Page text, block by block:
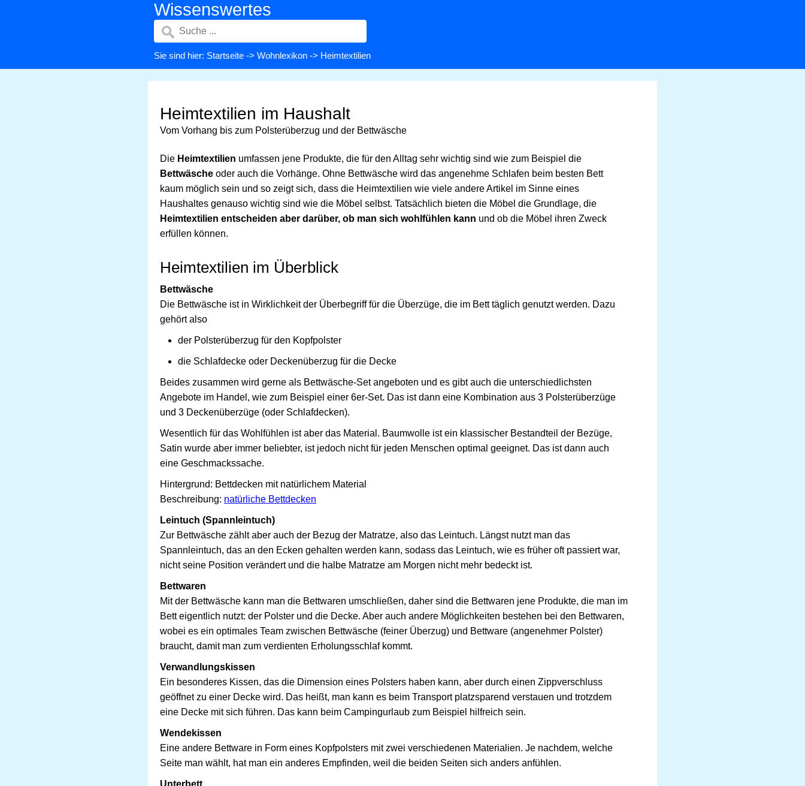
Wissenswertes
Sie sind hier: Startseite -> Wohnlexikon -> Heimtextilien
Heimtextilien im Haushalt
Vom Vorhang bis zum Polsterüberzug und der Bettwäsche
Die Heimtextilien umfassen jene Produkte, die für den Alltag sehr wichtig sind wie zum Beispiel die
Bettwäsche oder auch die Vorhänge. Ohne Bettwäsche wird das angenehme Schlafen beim besten Bett
kaum möglich sein und so zeigt sich, dass die Heimtextilien wie viele andere Artikel im Sinne eines
Haushaltes genauso wichtig sind wie die Möbel selbst. Tatsächlich bieten die Möbel die Grundlage, die
Heimtextilien entscheiden aber darüber, ob man sich wohlfühlen kann und ob die Möbel ihren Zweck
erfüllen können.
Heimtextilien im Überblick
Bettwäsche
Die Bettwäsche ist in Wirklichkeit der Überbegriff für die Überzüge, die im Bett täglich genutzt werden. Dazu
gehört also
der Polsterüberzug für den Kopfpolster
die Schlafdecke oder Deckenüberzug für die Decke
Beides zusammen wird gerne als Bettwäsche-Set angeboten und es gibt auch die unterschiedlichsten
Angebote im Handel, wie zum Beispiel einer 6er-Set. Das ist dann eine Kombination aus 3 Polsterüberzüge
und 3 Deckenüberzüge (oder Schlafdecken).
Wesentlich für das Wohlfühlen ist aber das Material. Baumwolle ist ein klassischer Bestandteil der Bezüge,
Satin wurde aber immer beliebter, ist jedoch nicht für jeden Menschen optimal geeignet. Das ist dann auch
eine Geschmackssache.
Hintergrund: Bettdecken mit natürlichem Material
Beschreibung: natürliche Bettdecken
Leintuch (Spannleintuch)
Zur Bettwäsche zählt aber auch der Bezug der Matratze, also das Leintuch. Längst nutzt man das
Spannleintuch, das an den Ecken gehalten werden kann, sodass das Leintuch, wie es früher oft passiert war,
nicht seine Position verändert und die halbe Matratze am Morgen nicht mehr bedeckt ist.
Bettwaren
Mit der Bettwäsche kann man die Bettwaren umschließen, daher sind die Bettwaren jene Produkte, die man im
Bett eigentlich nutzt: der Polster und die Decke. Aber auch andere Möglichkeiten bestehen bei den Bettwaren,
wobei es ein optimales Team zwischen Bettwäsche (feiner Überzug) und Bettware (angenehmer Polster)
braucht, damit man zum verdienten Erholungsschlaf kommt.
Verwandlungskissen
Ein besonderes Kissen, das die Dimension eines Polsters haben kann, aber durch einen Zippverschluss
geöffnet zu einer Decke wird. Das heißt, man kann es beim Transport platzsparend verstauen und trotzdem
eine Decke mit sich führen. Das kann beim Campingurlaub zum Beispiel hilfreich sein.
Wendekissen
Eine andere Bettware in Form eines Kopfpolsters mit zwei verschiedenen Materialien. Je nachdem, welche
Seite man wählt, hat man ein anderes Empfinden, weil die beiden Seiten sich anders anfühlen.
Unterbett